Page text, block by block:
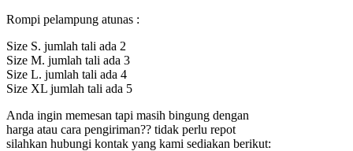
Rompi pelampung atunas :
Size S. jumlah tali ada 2
Size M. jumlah tali ada 3
Size L. jumlah tali ada 4
Size XL jumlah tali ada 5
Anda ingin memesan tapi masih bingung dengan
harga atau cara pengiriman?? tidak perlu repot
silahkan hubungi kontak yang kami sediakan berikut: